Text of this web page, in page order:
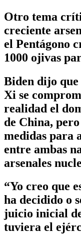
Otro tema
creciente
el Pentágono
1000 ojivas
Biden dijo que
Xi se
realidad el
de China,
medidas para
entre ambas
arsenales
“Yo creo que
ha decidido o
juicio inicial
tuviera el